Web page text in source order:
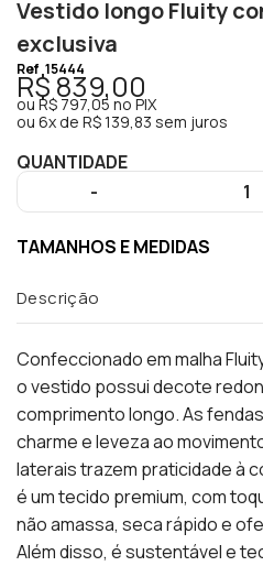
Vestido longo Fluity
exclusiva
Ref 15444
R$ 839,00
ou R$ 797,05 no PIX
ou 6x de R$ 139,83 sem juros
QUANTIDADE
-
1
TAMANHOS E MEDIDAS
Descrição
Confeccionado em malha
o vestido possui decote
comprimento longo. As
charme e leveza ao
laterais trazem praticidade à
é um tecido premium, com
não amassa, seca rápido e
Além disso, é sustentável e